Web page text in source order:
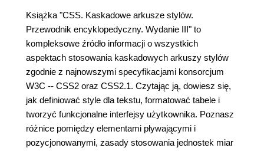
Książka "CSS. Kaskadowe arkusze stylów.
Przewodnik encyklopedyczny. Wydanie III" to
kompleksowe źródło informacji o wszystkich
aspektach stosowania kaskadowych arkuszy stylów
zgodnie z najnowszymi specyfikacjami konsorcjum
W3C -- CSS2 oraz CSS2.1. Czytając ją, dowiesz się,
jak definiować style dla tekstu, formatować tabele i
tworzyć funkcjonalne interfejsy użytkownika. Poznasz
różnice pomiędzy elementami pływającymi i
pozycjonowanymi, zasady stosowania jednostek miar